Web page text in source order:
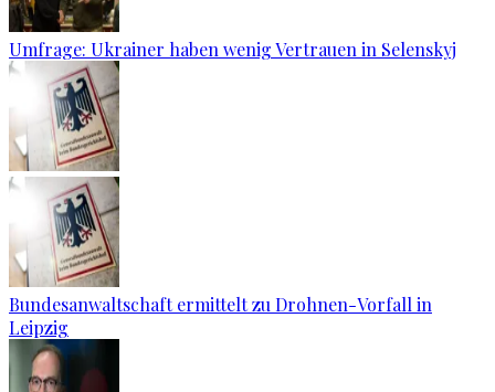
Umfrage: Ukrainer haben wenig Vertrauen in Selenskyj
Bundesanwaltschaft ermittelt zu Drohnen-Vorfall in
Leipzig